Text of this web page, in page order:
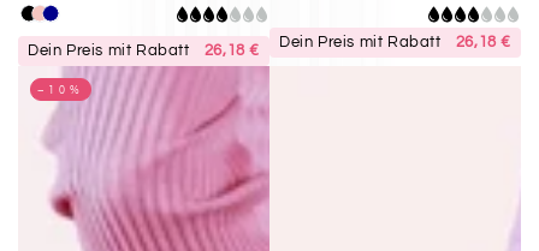
Preis
Schwarz
Apricot
Darkblue
Dein Preis mit Rabatt 26,18 €
Dein Preis mit Rabatt 26,18 €
–10%